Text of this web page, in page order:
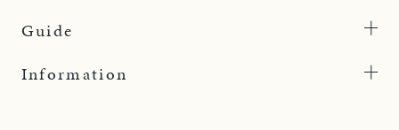
Guide
Information